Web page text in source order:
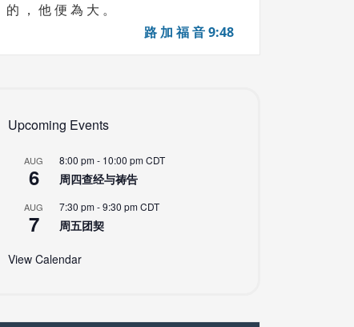
的 ， 他 便 為 大 。
路 加 福 音 9:48
Upcoming Events
AUG
6
8:00 pm- 10:00 pmCDT
周四查经与祷告
AUG
7
7:30 pm-9:30 pmCDT
周五团契
View Calendar